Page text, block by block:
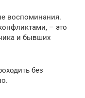
воспоминания.
– это
и бывших
без